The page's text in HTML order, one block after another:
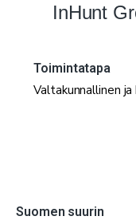
InHunt
Toimintatapa
Valtakunnallinen
Suomen suurin